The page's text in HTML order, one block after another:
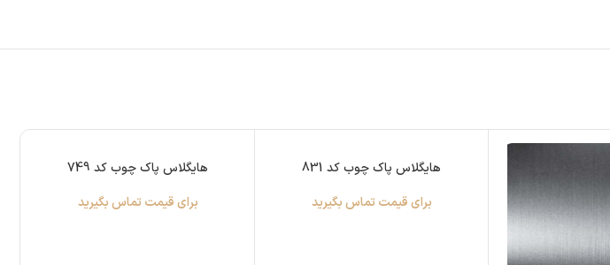
هایگلاس پاک چوب کد 831
برای قیمت تماس بگیرید
هایگلاس پاک چوب کد 749
برای قیمت تماس بگیرید